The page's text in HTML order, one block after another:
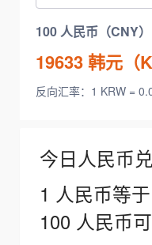
100 人民币（CNY
19633韩元（
反向汇率：1 KRW =
今日人民币
1 人民币等
100 人民币